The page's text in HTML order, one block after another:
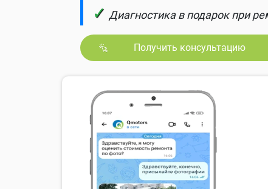
✓ Диагностика в подарок при
Получить консультацию